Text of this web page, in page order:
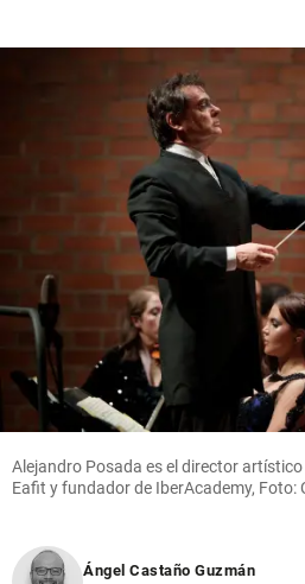
Alejandro Posada es el director
Eafit y fundador de IberAcademy, Foto:
Ángel Castaño Guzmán